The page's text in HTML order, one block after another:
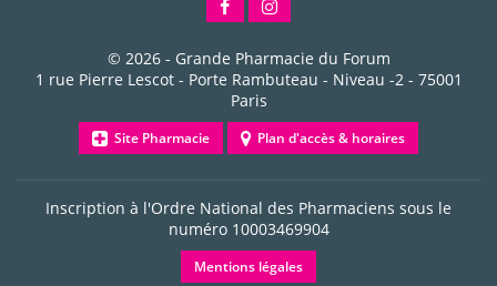
© 2026 - Grande Pharmacie du Forum
1 rue Pierre Lescot - Porte Rambuteau - Niveau -2- 75001
Paris
Site Pharmacie Plan d'accès & horaires
Inscription à l'Ordre National des Pharmaciens sous le
numéro 10003469904
Mentions légales